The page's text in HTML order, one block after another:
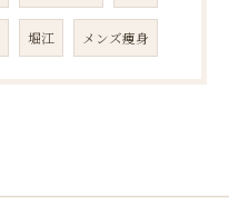
堀江 メンズ痩身